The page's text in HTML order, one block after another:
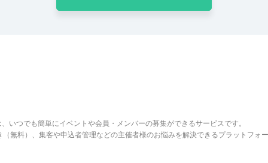
いつでも簡単にイベントや会員・メンバーの募集ができるサービスです。
無料）、集客や申込者管理などの主催者様のお悩みを解決できるプラットフォー